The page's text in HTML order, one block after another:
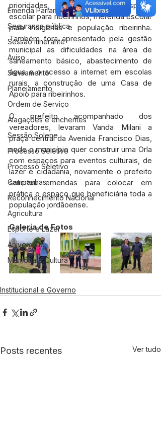
Emenda Parlamentar
Segurança pública
Sessão itinerante
Aviso
Saneamento
Planejamento
Ordem de Serviço
Alagações e enchentes
Sessão Solene
Processo Seletivo
Processo Seletivo
Campanhas
Reconhecimento Nacional
Agricultura
Esporte e Lazer
Aniversário
Memória e Cultura
prioridades, entre elas, transporte
escolar para ribeirinhos, merenda escolar
para indígenas e população ribeirinha.
Também fora apresentado pela gestão
municipal as dificuldades na área de
saneamento básico, abastecimento de
água e o acesso a internet em escolas
rurais, a construção de uma Casa de
Apoio para ribeirinhos.
O prefeito acompanhado dos
vereadores, levaram Vanda Milani a
praça central da Avenida Francisco Dias,
onde o município quer construir uma Orla
com espaços para eventos culturais, de
lazer e cidadania, novamente o prefeito
solicitou emendas para colocar em
prática o espaço que beneficiária toda a
população jordãoense.
Galeria de Fotos
Institucional e Governo
Posts recentes Ver tudo